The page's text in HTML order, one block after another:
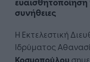
συνήθειες
Η Εκτελεστική
Ιδρύματος